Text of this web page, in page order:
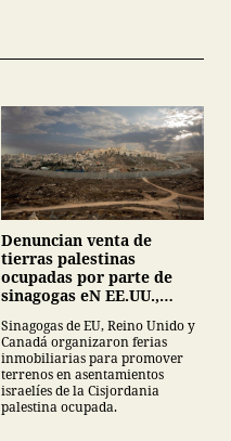
Denuncian venta de
tierras palestinas
ocupadas por parte de
sinagogas eN EE.UU.,
Sinagogas de EU, Reino Unido y
Canadá organizaron ferias
inmobiliarias para promover
terrenos en asentamientos
israelíes de la Cisjordania
palestina ocupada.